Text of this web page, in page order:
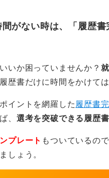
せん。
修正すれば十分ですので
信を失うよりも、自分の
がない時は、「履歴
いか困っていませんか？
歴書だけに時間をかけては
イントを網羅した 履歴書
、 選考を突破できる履歴
プレート もついているの
しょう。